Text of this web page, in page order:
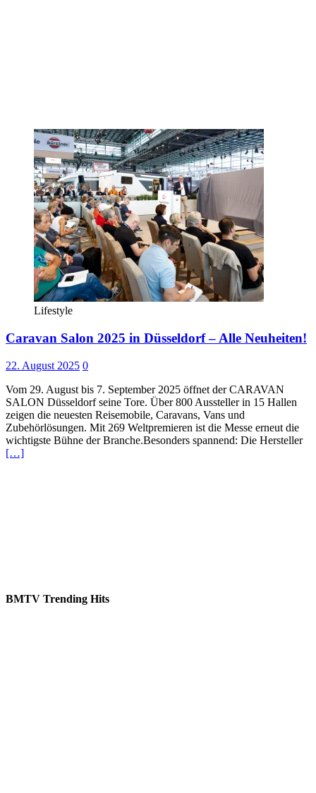
Lifestyle
Caravan Salon 2025 in Düsseldorf – Alle Neuheiten!
22. August 2025 0
Vom 29. August bis 7. September 2025 öffnet der CARAVAN
SALON Düsseldorf seine Tore. Über 800 Aussteller in 15 Hallen
zeigen die neuesten Reisemobile, Caravans, Vans und
Zubehörlösungen. Mit 269 Weltpremieren ist die Messe erneut die
wichtigste Bühne der Branche.Besonders spannend: Die Hersteller
[…]
BMTV Trending Hits